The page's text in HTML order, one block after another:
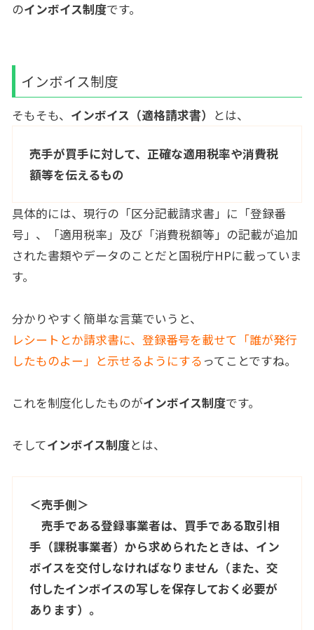
のインボイス制度です。
インボイス制度
そもそも、 インボイス（適格請求書） とは、
売手が買手に対して、正確な適用税率や消費税
額等を伝えるもの
具体的には、現行の「区分記載請求書」に「登録番
号」、「適用税率」及び「消費税額等」の記載が追加
された書類やデータのことだと国税庁HPに載っていま
す。
分かりやすく簡単な言葉でいうと、
レシートとか請求書に、登録番号を載せて「誰が発行
したものよー」と示せるようにする ってことですね。
これを制度化したものがインボイス制度です。
そしてインボイス制度とは、
＜売手側＞
売手である登録事業者は、買手である取引相
手（課税事業者）から求められたときは、イン
ボイスを交付しなければなりません（また、交
付したインボイスの写しを保存しておく必要が
あります）。